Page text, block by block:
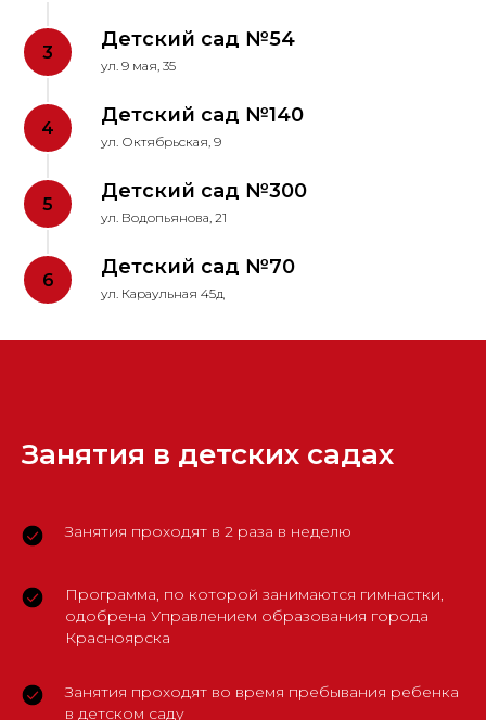
Детский сад №54
ул. 9 мая, 35
Детский сад №140
ул. Октябрьская, 9
Детский сад №300
ул. Водопьянова, 21
Детский сад №70
ул. Караульная 45д
Занятия в детских садах
Занятия проходят в 2 раза в неделю
Программа, по которой занимаются гимнастки,
одобрена Управлением образования города
Красноярска
Занятия проходят во время пребывания ребенка
в детском саду